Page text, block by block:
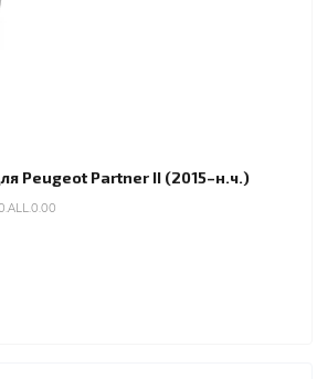
Peugeot Partner II (2015–н.ч.)